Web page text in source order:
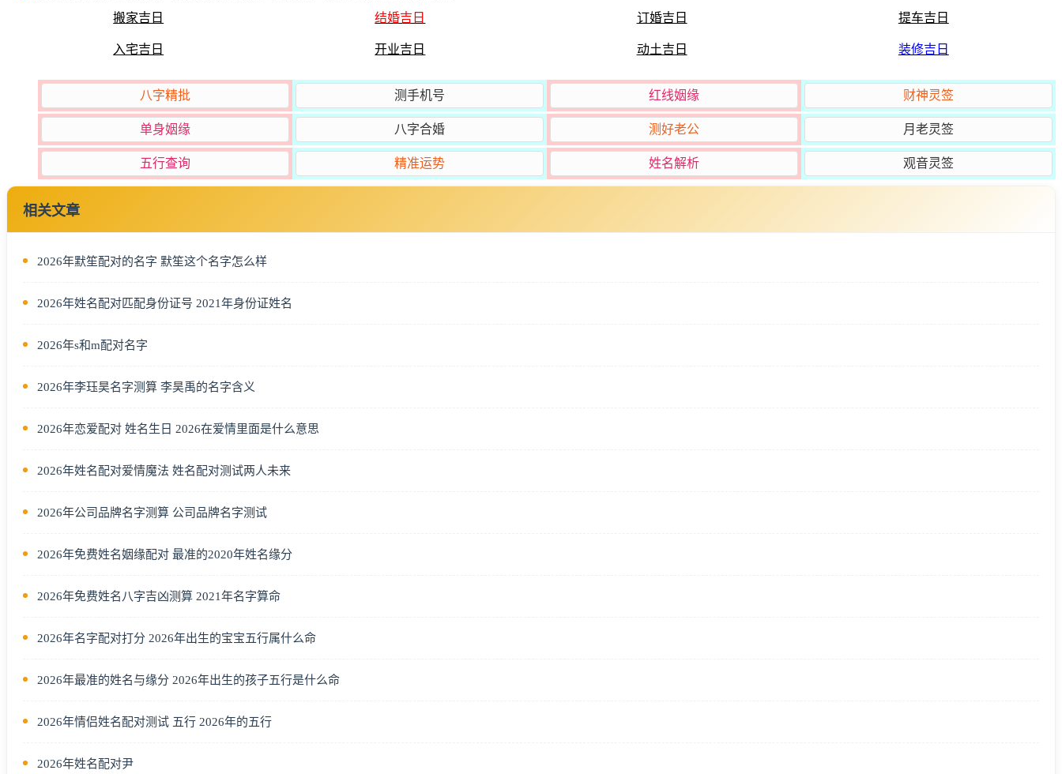
搬家吉日
结婚吉日 订婚吉日 提车吉日
入宅吉日 开业吉日 动土吉日 装修吉日
八字精批 测手机号 红线姻缘 财神灵签
单身姻缘 八字合婚 测好老公 月老灵签
五行查询 精准运势 姓名解析 观音灵签
相关文章
2026年默笙配对的名字 默笙这个名字怎么样
2026年姓名配对匹配身份证号 2021年身份证姓名
2026年s和m配对名字
2026年李珏昊名字测算 李昊禹的名字含义
2026年恋爱配对 姓名生日 2026在爱情里面是什么意思
2026年姓名配对爱情魔法 姓名配对测试两人未来
2026年公司品牌名字测算 公司品牌名字测试
2026年免费姓名姻缘配对 最准的2020年姓名缘分
2026年免费姓名八字吉凶测算 2021年名字算命
2026年名字配对打分 2026年出生的宝宝五行属什么命
2026年最准的姓名与缘分 2026年出生的孩子五行是什么命
2026年情侣姓名配对测试 五行 2026年的五行
2026年姓名配对尹